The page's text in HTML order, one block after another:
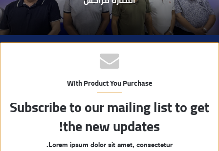
With Product You Purchase
Subscribe to our mailing list to get
the new updates!
Lorem ipsum dolor sit amet, consectetur.